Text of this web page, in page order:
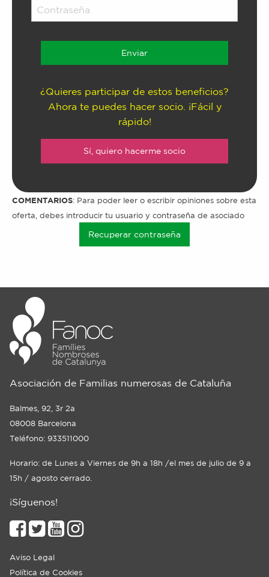
¿Quieres participar de estos beneficios?
Ahora te puedes hacer socio. ¡Fácil y
rápido!
Sí, quiero hacerme socio
COMENTARIOS: Para poder leer o escribir opiniones sobre esta
oferta, debes introducir tu usuario y contraseña de asociado
Recuperar contraseña
Asociación de Familias numerosas de Cataluña
Balmes, 92, 3r 2a
08008 Barcelona
Teléfono: 933511000
Horario: de Lunes a Viernes de 9h a 18h /el mes de julio de 9 a
15h / agosto cerrado.
¡Síguenos!
Aviso Legal
Política de Cookies